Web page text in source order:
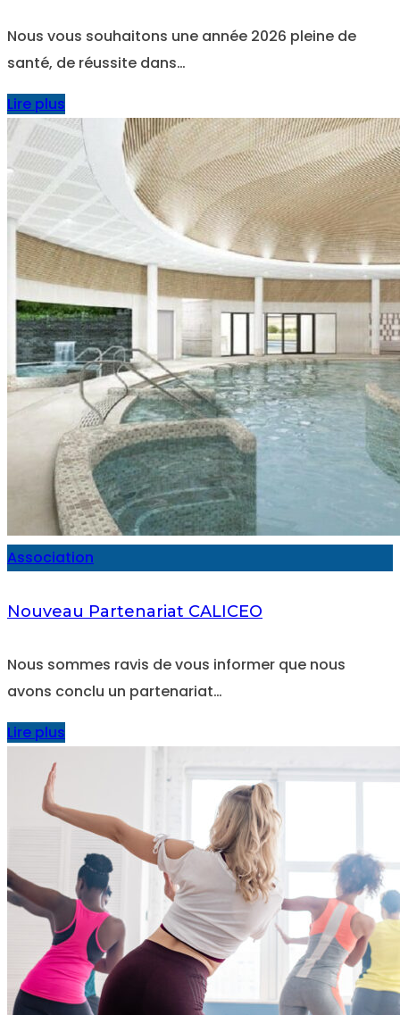
Nous vous souhaitons une année 2026 pleine de
santé, de réussite dans…
Lire plus
Association
Nouveau Partenariat CALICEO
Nous sommes ravis de vous informer que nous
avons conclu un partenariat…
Lire plus